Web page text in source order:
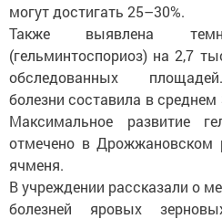
могут достигать 25–30%.
Также выявлена
(гельминтоспориоз) на 2,7
обследованных
болезни составила в среднем
Максимальное развитие
отмечено в Дрожжановском
ячменя.
В учреждении рассказали о
болезней яровых